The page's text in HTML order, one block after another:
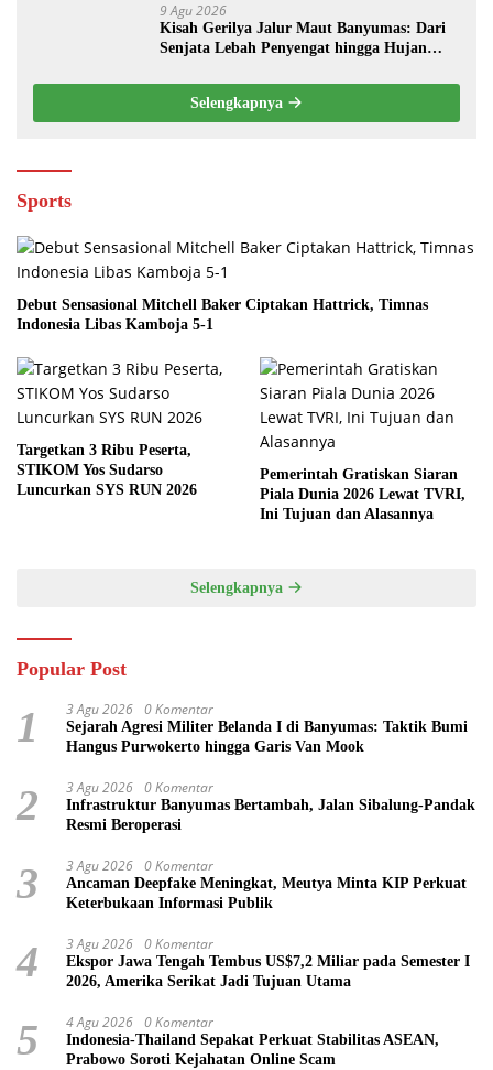
9 Agu 2026
Kisah Gerilya Jalur Maut Banyumas: Dari
Senjata Lebah Penyengat hingga Hujan
Selengkapnya
Sports
Debut Sensasional Mitchell Baker Ciptakan Hattrick, Timnas
Indonesia Libas Kamboja 5-1
Targetkan 3 Ribu Peserta,
STIKOM Yos Sudarso
Luncurkan SYS RUN 2026
Pemerintah Gratiskan Siaran
Piala Dunia 2026 Lewat TVRI,
Ini Tujuan dan Alasannya
Selengkapnya
Popular Post
1 3 Agu 2026 0 Komentar
Sejarah Agresi Militer Belanda I di Banyumas: Taktik Bumi
Hangus Purwokerto hingga Garis Van Mook
2 3 Agu 2026 0 Komentar
Infrastruktur Banyumas Bertambah, Jalan Sibalung-Pandak
Resmi Beroperasi
3 3 Agu 2026 0 Komentar
Ancaman Deepfake Meningkat, Meutya Minta KIP Perkuat
Keterbukaan Informasi Publik
4 3 Agu 2026 0 Komentar
Ekspor Jawa Tengah Tembus US$7,2 Miliar pada Semester I
2026, Amerika Serikat Jadi Tujuan Utama
5 4 Agu 2026 0 Komentar
Indonesia-Thailand Sepakat Perkuat Stabilitas ASEAN,
Prabowo Soroti Kejahatan Online Scam